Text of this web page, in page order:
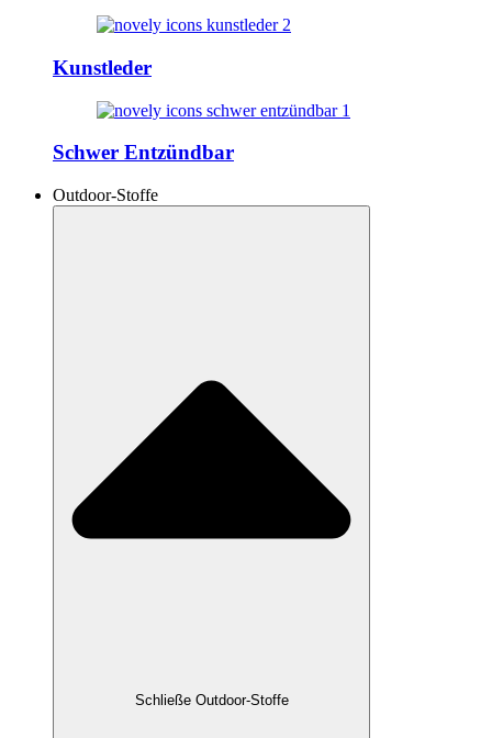
Kunstleder
Schwer Entzündbar
Outdoor-Stoffe
Schließe Outdoor-Stoffe